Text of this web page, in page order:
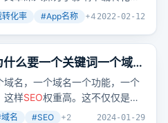
括App名称、副标题、图标、宣
化策略。
转化率 #App名称 +4 2022-02-12
什么要一个关键词一个域
域名，一个域名一个功能，一个
这样SEO权重高。这不仅仅是一
是对细分领域专长的一种追求。
域名 #SEO +2 2024-01-29